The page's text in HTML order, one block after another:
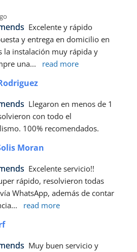
Excelente y rápido
y entrega en domicilio en
la instalación muy rápida y
una... read more
Llegaron en menos de 1
con todo el
100% recomendados.
Moran
Excelente servicio!!
rápido, resolvieron todas
WhatsApp, además de contar
... read more
Muy buen servicio y